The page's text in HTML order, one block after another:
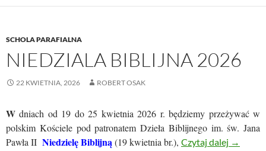
SCHOLA PARAFIALNA
NIEDZIALA BIBLIJNA 2026
22 KWIETNIA, 2026 ROBERT OSAK
W dniach od 19 do 25 kwietnia 2026 r. będziemy przeżywać w
polskim Kościele pod patronatem Dzieła Biblijnego im. św. Jana
Pawła II Niedzielę Biblijną(19 kwietnia br.), Czytaj dalej →